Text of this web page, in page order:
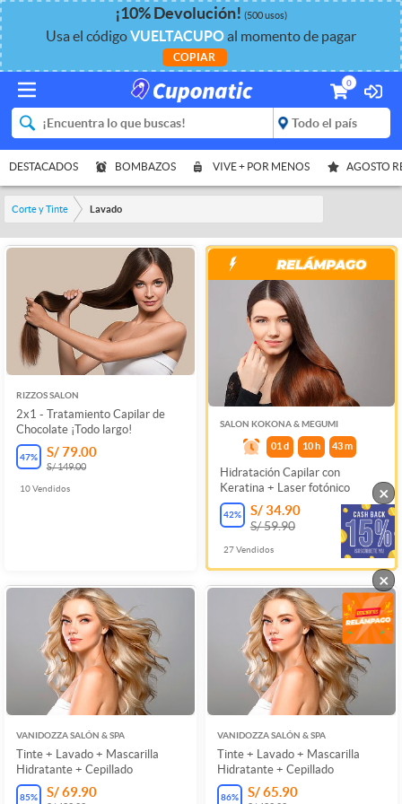
¡10%Devolución! (500 usos)
Usa el códigoVUELTACUPOal momento de pagar
COPIAR
0
DESTACADOS BOMBAZOS VIVE + POR MENOS AGOSTO
Corte y Tinte Lavado
RIZZOS SALON
2x1 - Tratamiento Capilar de
Chocolate ¡Todo largo!
47% S/ 79.00
S/ 149.00
10Vendidos
SALON KOKONA & MEGUMI
01 d 10 h 43m
Hidratación Capilar con
Keratina + Laser fotónico
42% S/ 34.90
S/ 59.90
27Vendidos
VANIDOZZA SALÓN & SPA
Tinte + Lavado + Mascarilla
Hidratante + Cepillado
85% S/ 69.90
VANIDOZZA SALÓN & SPA
Tinte + Lavado + Mascarilla
Hidratante + Cepillado
86% S/ 65.90
×
×